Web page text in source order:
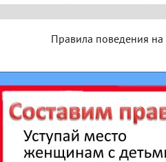
Правила поведения